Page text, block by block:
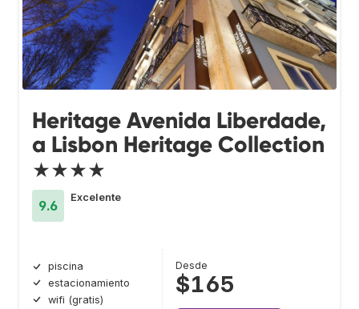
Heritage Avenida Liberdade,
a Lisbon Heritage Collection
★★★★
9.6
Excelente
piscina
estacionamiento
wifi (gratis)
Desde
$165